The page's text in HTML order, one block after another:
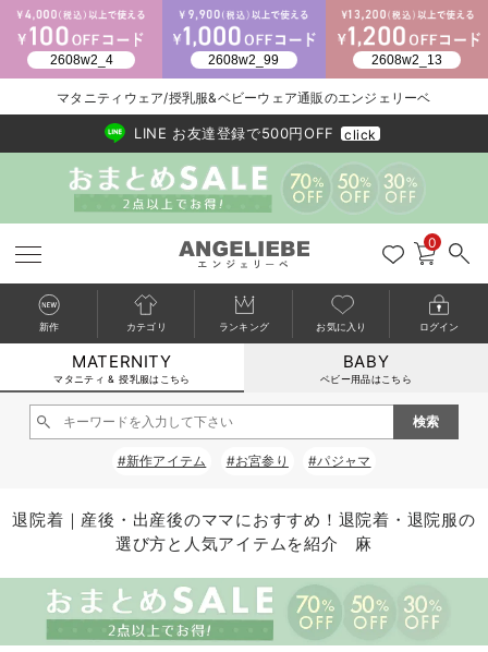
マタニティウェア全て
マタニティ ワンピース
マタニティ スカート
マタニティ トップス
マタニティ アウター（コート）・ママコート
マタニティ 下着・インナー全て
授乳ブラ・マタニティブラ（マタニティインナー・産後用品）
妊婦帯・腹帯・産前ガードル
マタニティ 授乳 キャミソール
産褥ショーツ
授乳服全て
マタニティ フォーマル全て
マタニティ スーツ
マタニティ ドレス（結婚式・お呼ばれ）
マタニティ フォーマル パンツ・ボトムス
授乳用品全て
妊婦用 抱き枕・授乳クッション
マタニティレッグウェア全て
マタニティストッキング・タイツ
マタニティ ボディケア全て
アウトレット全て
【アウトレット】ワンピース
【アウトレット】ボトムス
【アウトレット】パジャマ
【アウトレット】インナー
特集全て
見えてもカワイイ
コットン素材
冷房対策
再入荷全て
再入荷｜インナー
戻る
送料無料アイテム全て
ワンピース
パンツ
戻る
ブラキャミ おまとめ
戻る
【37周年祭セール】
【37周年祭セール】
戻る
気温差別オススメア
【15℃】3月下旬～
戻る
動きやすく着回しで
戻る
強撚スムース(コスパ
戻る
マタニティウェア
【おまとめ割】パジ
戻る
こだわりの履き心地
カジュアル
レギンス
戻る
ジャケット派
きれいめスカート派
戻る
出産準備応援割全て
マタニティパジャマ
ベビー
戻る
【オフィスカジュア
戻る
レギンスタイプ
戻る
【フォーマル】ワン
【フォーマル】トッ
戻る
【ベビー】長袖
【ベビー】グッズ
戻る
ハンカチ
コンビ肌着
戻る
快適ウェア10%OFF
戻る
春のマタニティワン
セットアップ・ レイ
Iライン ・タイトシル
戻る
Gift Selection 出産
〜3,000円（税込）
〜10,000円（税込）
戻る
冬の冷え対策インナ
薄くてあったか
腹巻・ひざ上パンツ
戻る
入院準備の持ち物チ
入院してすぐ使うグ
産後に使うグッズ
戻る
冬のあったか特集全て
【冬のあったか特集
【冬のあったか特集
マタニティウェア/授乳服&ベビーウェア通販のエンジェリーベ
2026/NewArrival
送料495円(一部地域を除く) 7,700円以上で送料無料
LINE お友達登録で500円OFF
click
0
新作 カテゴリ ランキング お気に入り ログイン
MATERNITY
マタニティ & 授乳服はこちら
BABY
ベビー用品はこちら
#新作アイテム #お宮参り #パジャマ
退院着｜産後・出産後のママにおすすめ！退院着・退院服の
選び方と人気アイテムを紹介 麻
カートに入れる
閉じる